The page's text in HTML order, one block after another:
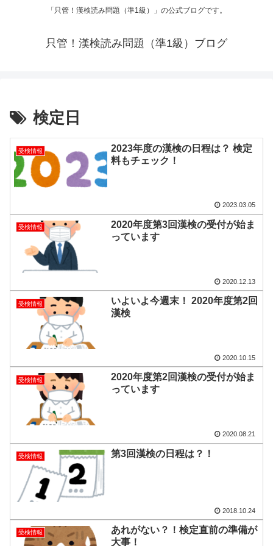
「只管！漢検読み問題（準1級）」の公式ブログです。
只管！漢検読み問題（準1級）ブログ
検定日
受検情報
2023年度の漢検の日程は？ 検定
料もチェック！
2023.03.05
受検情報
2020年度第3回漢検の受付が始ま
っています
2020.12.13
受検情報
いよいよ今週末！ 2020年度第2回
漢検
2020.10.15
受検情報
2020年度第2回漢検の受付が始ま
っています
2020.08.21
受検情報 第3回漢検の日程は？！
2018.10.24
受検情報
あれがない？！検定直前の準備が
大事！